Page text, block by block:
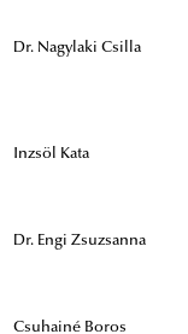
Dr. Nagylaki Csilla
Inzsöl Kata
Dr. Engi Zsuzsanna
Csuhainé Boros